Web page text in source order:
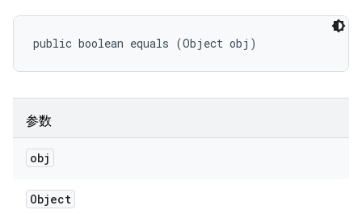
public boolean equals (Object obj)
参数
obj
Object